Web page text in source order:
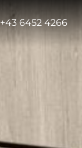
+43 6452 4266